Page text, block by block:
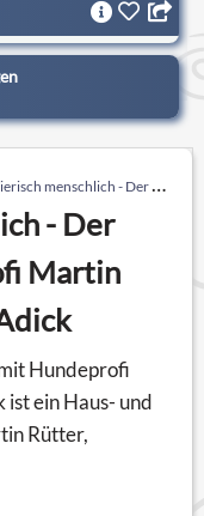
menschlich - Der Podcast mit Hundeprofi Martin Rütter und Katharina Adick
- Der
Martin
Hundeprofi
ein Haus- und
Rütter,